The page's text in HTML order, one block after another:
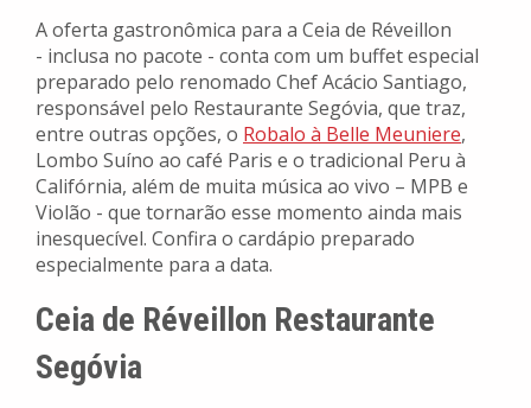
A oferta gastronômica para a Ceia de Réveillon
- inclusa no pacote - conta com um buffet especial
preparado pelo renomado Chef Acácio Santiago,
responsável pelo Restaurante Segóvia, que traz,
entre outras opções, o Robalo à Belle Meuniere,
Lombo Suíno ao café Paris e o tradicional Peru à
Califórnia, além de muita música ao vivo – MPB e
Violão - que tornarão esse momento ainda mais
inesquecível. Confira o cardápio preparado
especialmente para a data.
Ceia de Réveillon Restaurante
Segóvia